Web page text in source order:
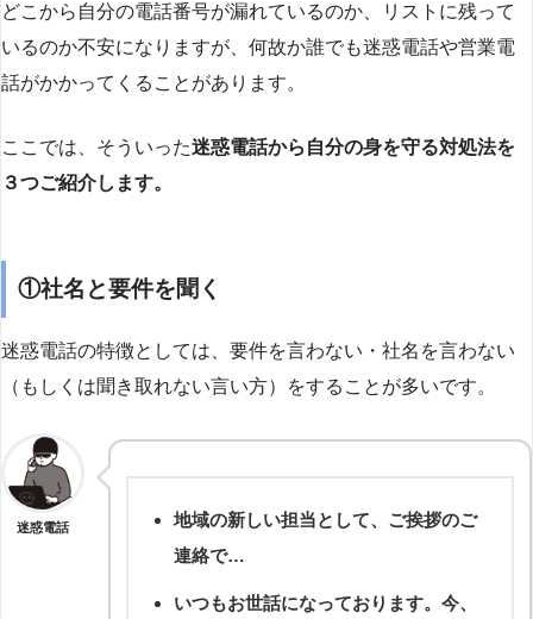
どこから自分の電話番号が漏れているのか、リストに残って
いるのか不安になりますが、何故か誰でも迷惑電話や営業電
話がかかってくることがあります。
ここでは、そういった迷惑電話から自分の身を守る対処法を
３つご紹介します。
①社名と要件を聞く
迷惑電話の特徴としては、要件を言わない・社名を言わない
（もしくは聞き取れない言い方）をすることが多いです。
迷惑電話
地域の新しい担当として、ご挨拶のご
連絡で…
いつもお世話になっております。今、